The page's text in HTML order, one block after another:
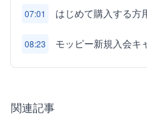
07:01 はじめて購入する方
08:23 モッピー新規入会キ
関連記事